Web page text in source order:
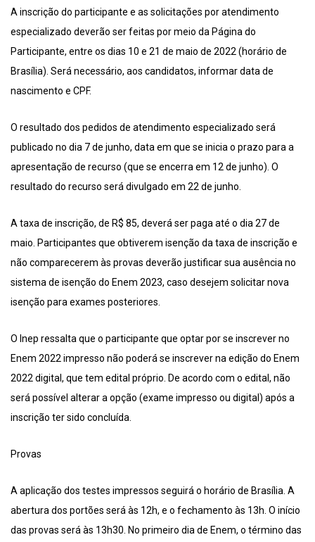
A inscrição do participante e as solicitações por atendimento
especializado deverão ser feitas por meio da Página do
Participante, entre os dias 10 e 21 de maio de 2022 (horário de
Brasília). Será necessário, aos candidatos, informar data de
nascimento e CPF.
O resultado dos pedidos de atendimento especializado será
publicado no dia 7 de junho, data em que se inicia o prazo para a
apresentação de recurso (que se encerra em 12 de junho). O
resultado do recurso será divulgado em 22 de junho.
A taxa de inscrição, de R$ 85, deverá ser paga até o dia 27 de
maio. Participantes que obtiverem isenção da taxa de inscrição e
não comparecerem às provas deverão justificar sua ausência no
sistema de isenção do Enem 2023, caso desejem solicitar nova
isenção para exames posteriores.
O Inep ressalta que o participante que optar por se inscrever no
Enem 2022 impresso não poderá se inscrever na edição do Enem
2022 digital, que tem edital próprio. De acordo com o edital, não
será possível alterar a opção (exame impresso ou digital) após a
inscrição ter sido concluída.
Provas
A aplicação dos testes impressos seguirá o horário de Brasília. A
abertura dos portões será às 12h, e o fechamento às 13h. O início
das provas será às 13h30. No primeiro dia de Enem, o término das